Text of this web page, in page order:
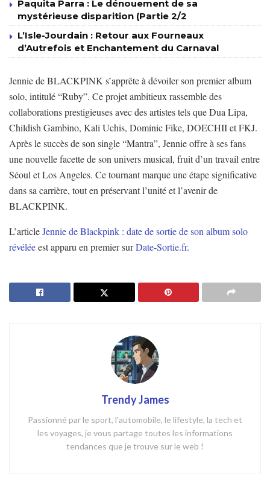
Paquita Parra : Le dénouement de sa
mystérieuse disparition (Partie 2/2
L’Isle-Jourdain : Retour aux Fourneaux
d’Autrefois et Enchantement du Carnaval
Jennie de BLACKPINK s’apprête à dévoiler son premier album
solo, intitulé “Ruby”. Ce projet ambitieux rassemble des
collaborations prestigieuses avec des artistes tels que Dua Lipa,
Childish Gambino, Kali Uchis, Dominic Fike, DOECHII et FKJ.
Après le succès de son single “Mantra”, Jennie offre à ses fans
une nouvelle facette de son univers musical, fruit d’un travail entre
Séoul et Los Angeles. Ce tournant marque une étape significative
dans sa carrière, tout en préservant l’unité et l’avenir de
BLACKPINK.
L’articleJennie de Blackpink : date de sortie de son album solo
révéléeest apparu en premier surDate-Sortie.fr.
Trendy James
Passionné par le sport, l'automobile, le lifestyle, la tech et
les voyages, je vous partage toutes les informations
tendances que je trouve sur le web !